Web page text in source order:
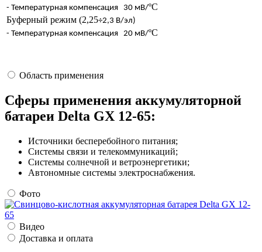
- Температурная компенсация 30 мВ/ºC
Буферный режим (2,25÷2,3 В/эл)
- Температурная компенсация 20 мВ/ºC
Область применения
Сферы применения аккумуляторной
батареи Delta GX 12-65:
Источники бесперебойного питания;
Системы связи и телекоммуникаций;
Системы солнечной и ветроэнергетики;
Автономные системы электроснабжения.
Фото
Видео
Доставка и оплата